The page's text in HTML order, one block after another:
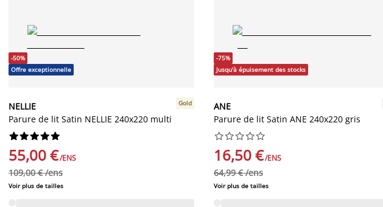
-50%
Offre exceptionnelle
NELLIE
Parure de lit Satin NELLIE 240x220 multi
Gold






55,00 €/ENS
109,00 € /ens
Voir plus de tailles
-75%
Jusqu'à épuisement des stocks
ANE
Parure de lit Satin ANE 240x220 gris






16,50 €/ENS
64,99 € /ens
Voir plus de tailles